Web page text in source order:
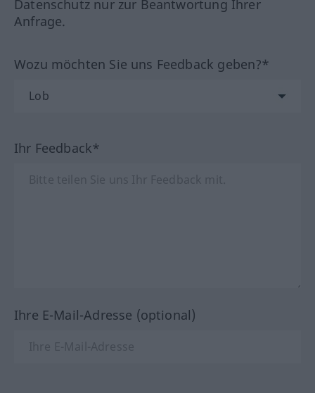
Datenschutz nur zur Beantwortung Ihrer
Anfrage.
Wozu möchten Sie uns Feedback geben?*
Ihr Feedback*
Ihre E-Mail-Adresse (optional)